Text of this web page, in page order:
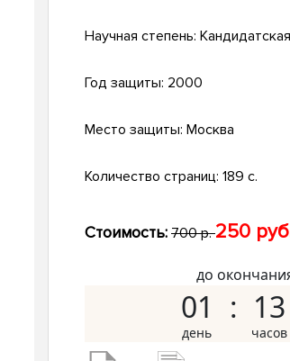
Научная степень: Кандидатская
Год защиты: 2000
Место защиты: Москва
Количество страниц: 189 с.
Стоимость: 700 р.250
до
01 13